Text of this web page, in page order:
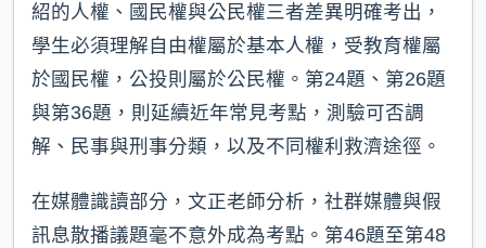
紹的人權、國民權與公民權三者差異明確考出，
學生必須理解自由權屬於基本人權，受教育權屬
於國民權，公投則屬於公民權。第24題、第26題
與第36題，則延續近年常見考點，測驗可否調
解、民事與刑事分類，以及不同權利救濟途徑。
在媒體識讀部分，文正老師分析，社群媒體與假
訊息散播議題毫不意外成為考點。第46題至第48